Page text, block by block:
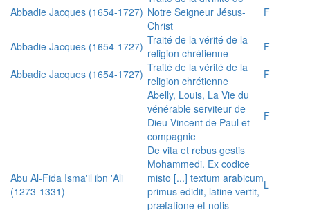
Abbadie Jacques (1654-1727) Notre Seigneur Jésus-
Christ
F
Abbadie Jacques (1654-1727) Traité de la vérité de la
religion chrétienne
F
Abbadie Jacques (1654-1727) Traité de la vérité de la
religion chrétienne
F
Abelly, Louis, La Vie du
vénérable serviteur de
Dieu Vincent de Paul et
compagnie
F
Abu Al-Fida Isma'il ibn 'Ali
(1273-1331)
De vita et rebus gestis
Mohammedi. Ex codice
misto [...] textum arabicum
primus edidit, latine vertit,
præfatione et notis
L